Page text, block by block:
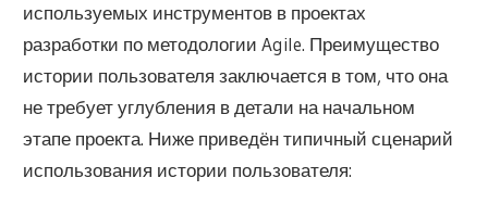
используемых инструментов в проектах
разработки по методологии Agile. Преимущество
истории пользователя заключается в том, что она
не требует углубления в детали на начальном
этапе проекта. Ниже приведён типичный сценарий
использования истории пользователя: